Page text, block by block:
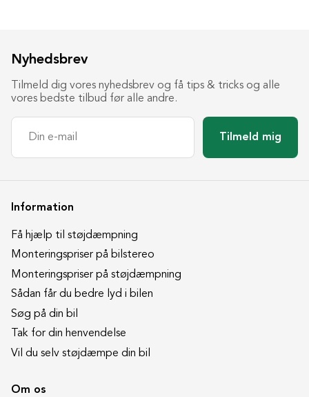
Nyhedsbrev
Tilmeld dig vores nyhedsbrev og få tips & tricks og alle
vores bedste tilbud før alle andre.
Tilmeld mig
Information
Få hjælp til støjdæmpning
Monteringspriser på bilstereo
Monteringspriser på støjdæmpning
Sådan får du bedre lyd i bilen
Søg på din bil
Tak for din henvendelse
Vil du selv støjdæmpe din bil
Om os